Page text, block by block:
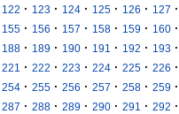
122 · 123 · 124 · 125 · 126 · 127 ·
155 · 156 · 157 · 158 · 159 · 160 ·
188 · 189 · 190 · 191 · 192 · 193 ·
221 · 222 · 223 · 224 · 225 · 226 ·
254 · 255 · 256 · 257 · 258 · 259 ·
287 · 288 · 289 · 290 · 291 · 292 ·